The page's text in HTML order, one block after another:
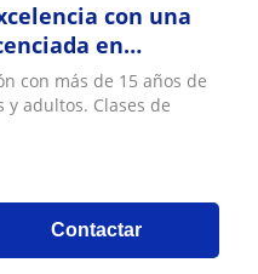
con una
en
con más de 15 años de
adultos. Clases de
Contactar